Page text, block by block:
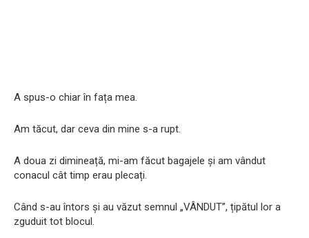
A spus-o chiar în fața mea.
Am tăcut, dar ceva din mine s-a rupt.
A doua zi dimineață, mi-am făcut bagajele și am vândut
conacul cât timp erau plecați.
Când s-au întors și au văzut semnul „VÂNDUT”, țipătul lor a
zguduit tot blocul.